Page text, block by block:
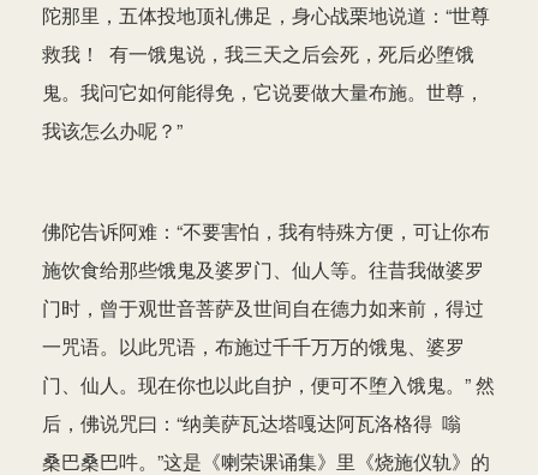
陀那里，五体投地顶礼佛足，身心战栗地说道：“世尊
救我！ 有一饿鬼说，我三天之后会死，死后必堕饿
鬼。我问它如何能得免，它说要做大量布施。世尊，
我该怎么办呢？”
佛陀告诉阿难：“不要害怕，我有特殊方便，可让你布
施饮食给那些饿鬼及婆罗门、仙人等。往昔我做婆罗
门时，曾于观世音菩萨及世间自在德力如来前，得过
一咒语。以此咒语，布施过千千万万的饿鬼、婆罗
门、仙人。现在你也以此自护，便可不堕入饿鬼。” 然
后，佛说咒曰：“纳美萨瓦达塔嘎达阿瓦洛格得 嗡
桑巴桑巴吽。”这是《喇荣课诵集》里《烧施仪轨》的